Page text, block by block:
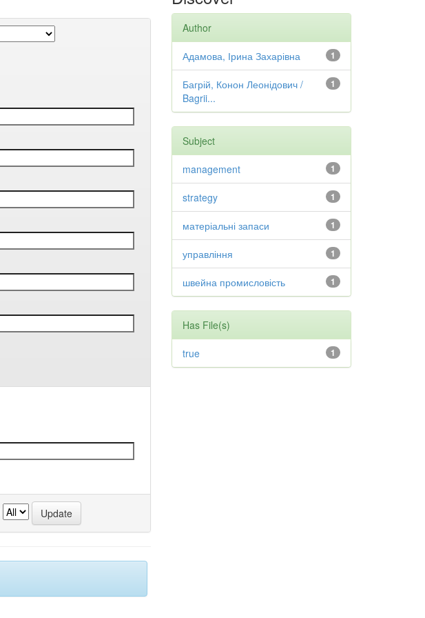
Author
1
Адамова, Ірина Захарівна
1
Багрій, Конон Леонідович /
Bagrii...
Subject
1
management
1
strategy
1
матеріальні запаси
1
управління
1
швейна промисловість
Has File(s)
1
true